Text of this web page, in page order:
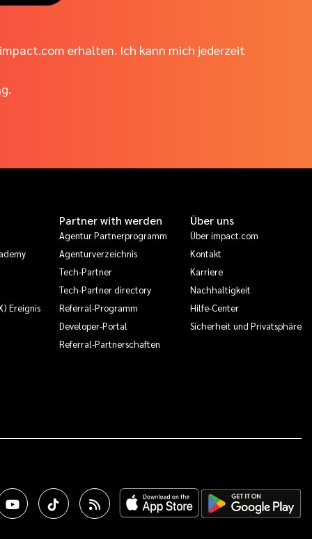
erhalten. Ich kann mich jederzeit
.
Ereignis
Partner with werden
Agentur Partnerprogramm
Agenturverzeichnis
Tech-Partner
Tech-Partner directory
Referral-Programm
Developer-Portal
Referral-Partnerschaften
Über uns
Über impact.com
Kontakt
Karriere
Nachhaltigkeit
Hilfe-Center
Sicherheit und Privatsphäre